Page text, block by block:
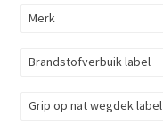
Merk
Brandstofverbuik label
Grip op nat wegdek label